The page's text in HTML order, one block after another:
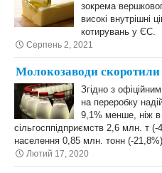
зокрема
високі внутрішні
котирувань у ЄС.
Серпень 2, 2021
Молокозаводи
Згідно з
на переробку
9,1% менше, ніж
сільгосппідприємств 2,6 млн. т
населення 0,85 млн. тонн (-
Лютий 17, 2020